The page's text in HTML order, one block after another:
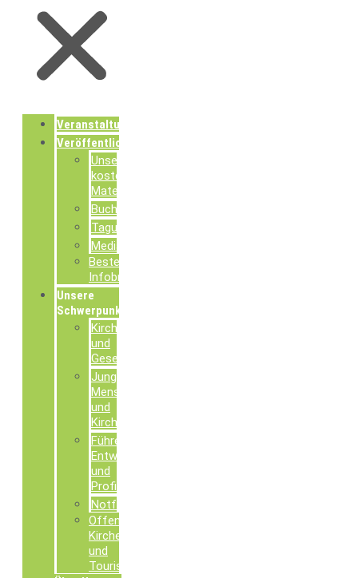
Veranstaltungen
Veröffentlichungen
Unsere
kostenlosen
Materialien
Buchpublikationen
Tagungsdokumentationen
Mediathek
Bestellung
Infobroschüren
Unsere
Schwerpunkte
Kirche
und
Gesellschaft
Junge
Menschen
und
Kirche
Führen,
Entwickeln
und
Profilieren
Notfallseelsorge
Offene
Kirchen
und
Tourismusseelsorge